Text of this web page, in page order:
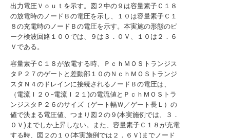
出力電圧Ｖｏｕｔを示す。図２中の９は容量素子Ｃ１８
の放電時のノードＢの電圧を示し、１０は容量素子Ｃ１
８の充電時のノードＢの電圧を示す。本実施の形態のピ
ーク検波回路１００では、９は３．０Ｖ、１０は２．６
Ｖである。
容量素子Ｃ１８が放電する時、ＰｃｈＭＯＳトランジス
タＰ２７のゲートと差動部１０のＮｃｈＭＯＳトランジ
スタＮ４のドレインに接続されるノードＢの電圧は、
（電流Ｉ２０−電流Ｉ２１)の電流値とＰｃｈＭＯＳトラ
ンジスタＰ２６のサイズ（ゲート幅Ｗ／ゲート長Ｌ）の
値で決まる電圧値、つまり図２の９(本実施例では、３．
０Ｖ)までしか上昇しない。また、容量素子Ｃ１８が充電
する時、図２の１０(本実施例では２．６Ｖ)までノード